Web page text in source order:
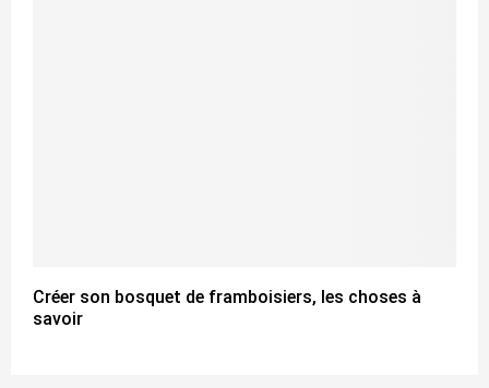
Créer son bosquet de framboisiers, les choses à
savoir